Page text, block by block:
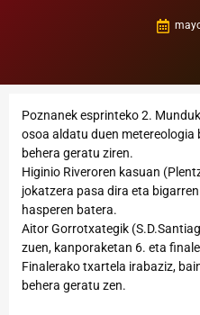
Poznanek esprinteko 2.
osoa aldatu duen metereologia
behera geratu ziren.
Higinio Riveroren kasuan
jokatzera pasa dira eta
hasperen batera.
Aitor Gorrotxategik
zuen, kanporaketan 6. eta
Finalerako txartela irabaziz,
behera geratu zen.